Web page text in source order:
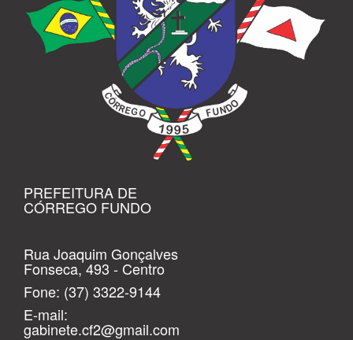
PREFEITURA DE
CÓRREGO FUNDO
Rua Joaquim Gonçalves
Fonseca, 493 - Centro
Fone: (37) 3322-9144
E-mail:
gabinete.cf2@gmail.com